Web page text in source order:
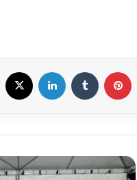
Facebook Linkedin Tumblr